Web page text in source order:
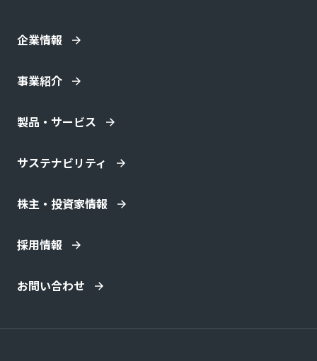
企業情報
事業紹介
製品・サービス
サステナビリティ
株主・投資家情報
採用情報
お問い合わせ